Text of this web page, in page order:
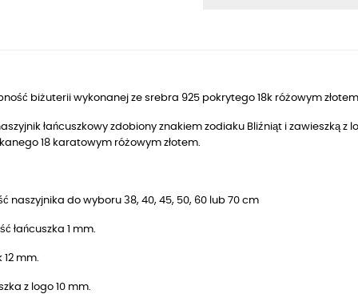
biżuterii wykonanej ze srebra 925 pokrytego 18k różowym
łańcuszkowy zdobiony znakiem zodiaku Bliźniąt i zawieszką
18 karatowym różowym złotem.
naszyjnika do wyboru 38, 40, 45, 50, 60 lub 70 cm
łańcuszka 1 mm.
12 mm.
z logo 10 mm.